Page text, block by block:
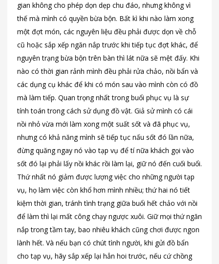
gian không cho phép dọn dẹp chu đáo, nhưng không vì
thế mà mình có quyền bừa bộn. Bất kì khi nào làm xong
một đợt món, các nguyên liệu đều phải được dọn về chỗ
cũ hoặc sắp xếp ngăn nắp trước khi tiếp tục đợt khác, để
nguyên trạng bừa bộn trên bàn thì lát nữa sẽ mệt đấy. Khi
nào có thời gian rảnh mình đều phải rửa chảo, nồi bẩn và
các dụng cụ khác để khi có món sau vào mình còn có đồ
mà làm tiếp. Quan trọng nhất trong buổi phục vụ là sự
tính toán trong cách sử dụng đồ vật. Giả sử mình có cái
nồi nhỏ vừa mới làm xong một suất sốt và đã phục vụ,
nhưng có khả năng mình sẽ tiếp tục nấu sốt đó lần nữa,
đừng quăng ngay nó vào tạp vụ để tí nữa khách gọi vào
sốt đó lại phải lấy nồi khác rồi làm lại, giữ nó đến cuối buổi.
Thứ nhất nó giảm được lượng việc cho những người tạp
vụ, họ làm việc còn khổ hơn mình nhiều; thứ hai nó tiết
kiệm thời gian, tránh tình trạng giữa buổi hết chảo với nồi
để làm thì lại mất công chạy ngược xuôi. Giữ mọi thứ ngăn
nắp trong tầm tay, bao nhiêu khách cũng chơi được ngon
lành hết. Và nếu bạn có chút tình người, khi gửi đồ bẩn
cho tạp vụ, hãy sắp xếp lại hẳn hoi trước, nếu cứ chồng